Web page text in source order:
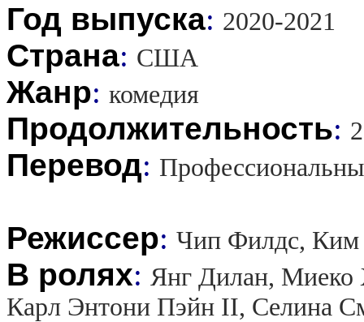
Год выпуска: 2020-2021
Страна: США
Жанр: комедия
Продолжительность:
Перевод:
Режиссер: Чип Филдс, Ким
В ролях: Янг Дилан,
Карл Энтони Пэйн II, Селина